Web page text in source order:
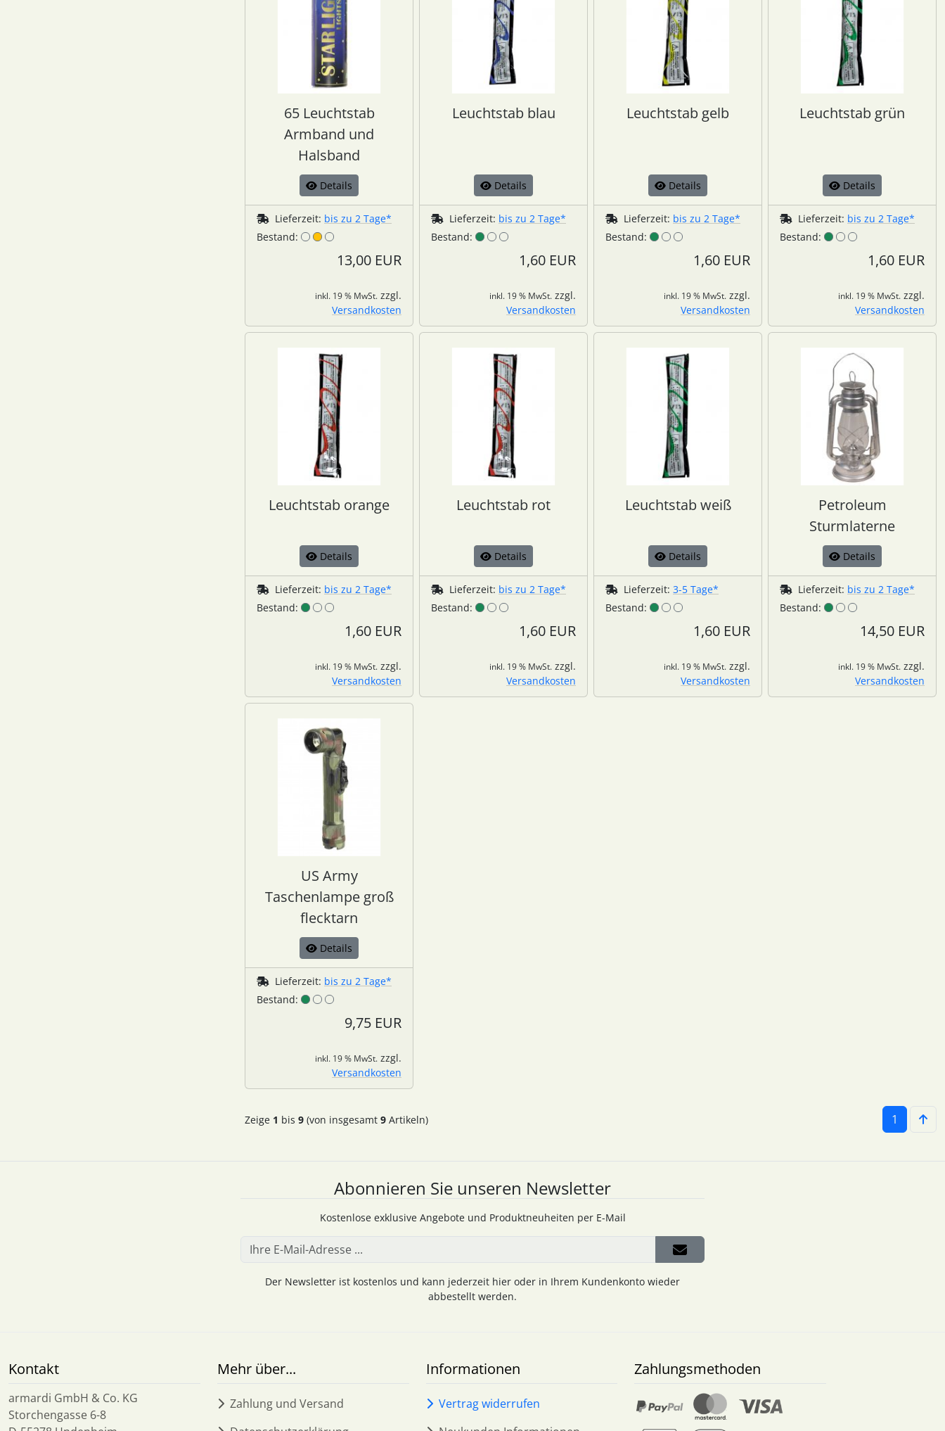
65 Leuchtstab
Armband und
Halsband
Details
Lieferzeit: bis zu 2 Tage*
Bestand:
13,00 EUR
inkl. 19 % MwSt. zzgl.
Versandkosten
Leuchtstab blau
Details
Lieferzeit: bis zu 2 Tage*
Bestand:
1,60 EUR
inkl. 19 % MwSt. zzgl.
Versandkosten
Leuchtstab gelb
Details
Lieferzeit: bis zu 2 Tage*
Bestand:
1,60 EUR
inkl. 19 % MwSt. zzgl.
Versandkosten
Leuchtstab grün
Details
Lieferzeit: bis zu 2 Tage*
Bestand:
1,60 EUR
inkl. 19 % MwSt. zzgl.
Versandkosten
Leuchtstab orange
Details
Lieferzeit: bis zu 2 Tage*
Bestand:
1,60 EUR
inkl. 19 % MwSt. zzgl.
Versandkosten
Leuchtstab rot
Details
Lieferzeit: bis zu 2 Tage*
Bestand:
1,60 EUR
inkl. 19 % MwSt. zzgl.
Versandkosten
Leuchtstab weiß
Details
Lieferzeit: 3-5 Tage*
Bestand:
1,60 EUR
inkl. 19 % MwSt. zzgl.
Versandkosten
Petroleum
Sturmlaterne
Details
Lieferzeit: bis zu 2 Tage*
Bestand:
14,50 EUR
inkl. 19 % MwSt. zzgl.
Versandkosten
US Army
Taschenlampe groß
flecktarn
Details
Lieferzeit: bis zu 2 Tage*
Bestand:
9,75 EUR
inkl. 19 % MwSt. zzgl.
Versandkosten
Zeige 1 bis 9 (von insgesamt 9 Artikeln) 1
Abonnieren Sie unseren Newsletter
Kostenlose exklusive Angebote und Produktneuheiten per E-Mail
Der Newsletter ist kostenlos und kann jederzeit hier oder in Ihrem Kundenkonto wieder
abbestellt werden.
Kontakt
armardi GmbH & Co. KG
Storchengasse 6-8
Mehr über...
Zahlung und Versand
Informationen
Vertrag widerrufen
Zahlungsmethoden